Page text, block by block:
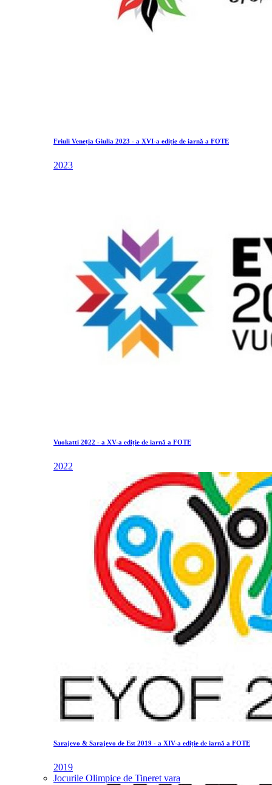
Friuli Veneția Giulia 2023 - a XVI-a ediție de iarnă a FOTE
2023
Vuokatti 2022 - a XV-a ediție de iarnă a FOTE
2022
Sarajevo & Sarajevo de Est 2019 - a XIV-a ediție de iarnă a FOTE
2019
Jocurile Olimpice de Tineret vara